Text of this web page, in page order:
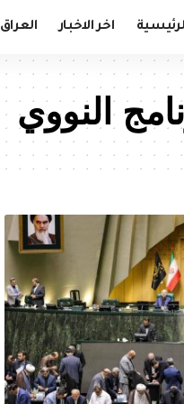
اخر الاخبار العراق
النووي